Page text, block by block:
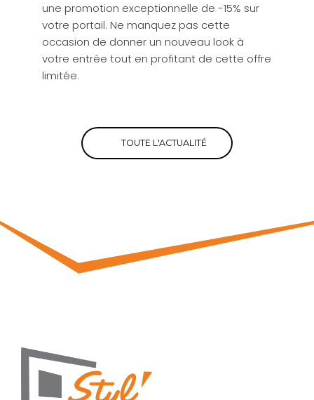
une promotion exceptionnelle de -15% sur
votre portail. Ne manquez pas cette
occasion de donner un nouveau look à
votre entrée tout en profitant de cette offre
limitée.
TOUTE L'ACTUALITÉ